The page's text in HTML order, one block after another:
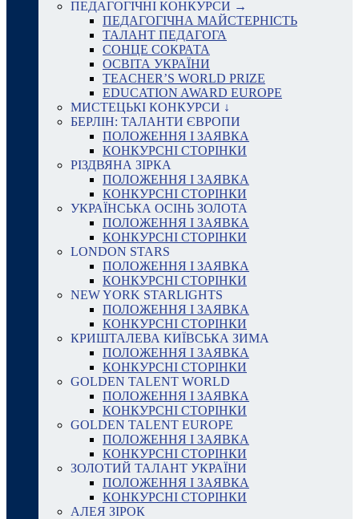
ПЕДАГОГІЧНІ КОНКУРСИ →
ПЕДАГОГІЧНА МАЙСТЕРНІСТЬ
ТАЛАНТ ПЕДАГОГА
СОНЦЕ СОКРАТА
ОСВІТА УКРАЇНИ
TEACHER’S WORLD PRIZE
EDUCATION AWARD EUROPE
МИСТЕЦЬКІ КОНКУРСИ ↓
БЕРЛІН: ТАЛАНТИ ЄВРОПИ
ПОЛОЖЕННЯ І ЗАЯВКА
КОНКУРСНІ СТОРІНКИ
РІЗДВЯНА ЗІРКА
ПОЛОЖЕННЯ І ЗАЯВКА
КОНКУРСНІ СТОРІНКИ
УКРАЇНСЬКА ОСІНЬ ЗОЛОТА
ПОЛОЖЕННЯ І ЗАЯВКА
КОНКУРСНІ СТОРІНКИ
LONDON STARS
ПОЛОЖЕННЯ І ЗАЯВКА
КОНКУРСНІ СТОРІНКИ
NEW YORK STARLIGHTS
ПОЛОЖЕННЯ І ЗАЯВКА
КОНКУРСНІ СТОРІНКИ
КРИШТАЛЕВА КИЇВСЬКА ЗИМА
ПОЛОЖЕННЯ І ЗАЯВКА
КОНКУРСНІ СТОРІНКИ
GOLDEN TALENT WORLD
ПОЛОЖЕННЯ І ЗАЯВКА
КОНКУРСНІ СТОРІНКИ
GOLDEN TALENT EUROPE
ПОЛОЖЕННЯ І ЗАЯВКА
КОНКУРСНІ СТОРІНКИ
ЗОЛОТИЙ ТАЛАНТ УКРАЇНИ
ПОЛОЖЕННЯ І ЗАЯВКА
КОНКУРСНІ СТОРІНКИ
АЛЕЯ ЗІРОК